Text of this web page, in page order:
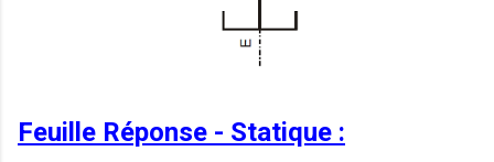
Feuille Réponse - Statique :